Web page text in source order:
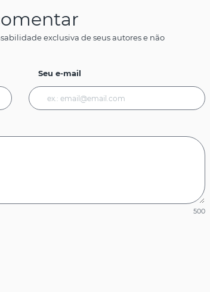
exclusiva de seus autores e não
Seu e-mail
500